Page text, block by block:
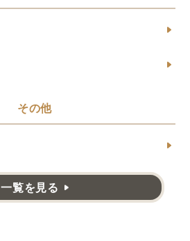
その他
一覧を見る